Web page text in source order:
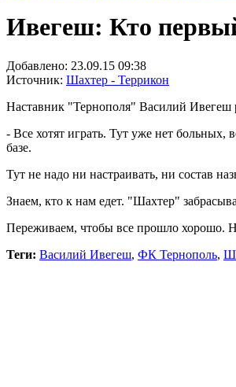
Ивегеш: Кто
Добавлено: 23.09.15 09:38
Источник: Шахтер - Террикон
Наставник "Тернополя" Василий Ивегеш
- Все хотят играть. Тут уже нет больных,
базе.
Тут не надо ни настраивать, ни состав
Знаем, кто к нам едет. "Шахтер"
Переживаем, чтобы все прошло хорошо.
Теги: Василий Ивегеш, ФК Тернополь,